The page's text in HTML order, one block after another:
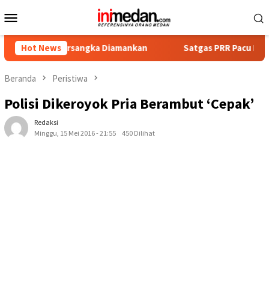
ke
Mobile
Hot NewsDiamankan Satgas PRR Pacu Realisasi
Beranda Peristiwa
Polisi Dikeroyok Pria Berambut ‘Cepak’
Redaksi
Minggu, 15 Mei 2016 - 21:55
450 Dilihat